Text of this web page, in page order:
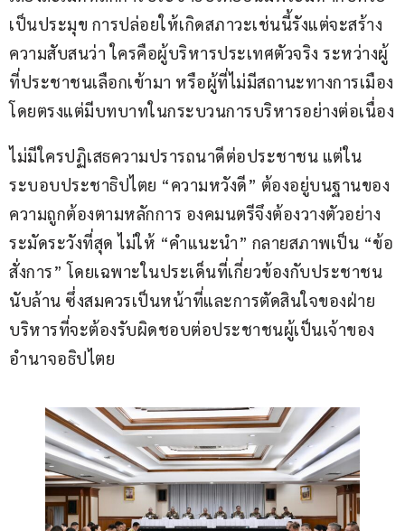
เป็นประมุข การปล่อยให้เกิดสภาวะเช่นนี้รังแต่จะสร้าง
ความสับสนว่า ใครคือผู้บริหารประเทศตัวจริง ระหว่างผู้
ที่ประชาชนเลือกเข้ามา หรือผู้ที่ไม่มีสถานะทางการเมือง
โดยตรงแต่มีบทบาทในกระบวนการบริหารอย่างต่อเนื่อง
ไม่มีใครปฏิเสธความปรารถนาดีต่อประชาชน แต่ใน
ระบอบประชาธิปไตย “ความหวังดี” ต้องอยู่บนฐานของ
ความถูกต้องตามหลักการ องคมนตรีจึงต้องวางตัวอย่าง
ระมัดระวังที่สุด ไม่ให้ “คำแนะนำ” กลายสภาพเป็น “ข้อ
สั่งการ” โดยเฉพาะในประเด็นที่เกี่ยวข้องกับประชาชน
นับล้าน ซึ่งสมควรเป็นหน้าที่และการตัดสินใจของฝ่าย
บริหารที่จะต้องรับผิดชอบต่อประชาชนผู้เป็นเจ้าของ
อำนาจอธิปไตย